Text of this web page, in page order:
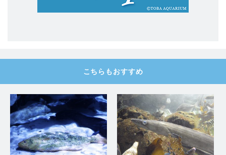
こちらもおすすめ